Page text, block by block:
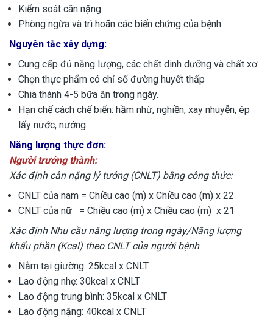
Kiểm soát cân nặng
Phòng ngừa và trì hoãn các biến chứng của bệnh
Nguyên tắc xây dựng:
Cung cấp đủ năng lượng, các chất dinh dưỡng và chất xơ.
Chọn thực phẩm có chỉ số đường huyết thấp
Chia thành 4-5 bữa ăn trong ngày.
Hạn chế cách chế biến: hầm nhừ, nghiền, xay nhuyễn, ép
lấy nước, nướng.
Năng lượng thực đơn:
Người trưởng thành:
Xác định cân nặng lý tưởng (CNLT) bằng công thức:
CNLT của nam = Chiều cao (m) x Chiều cao (m) x 22
CNLT của nữ = Chiều cao (m) x Chiều cao (m) x 21
Xác định Nhu cầu năng lượng trong ngày/Năng lượng
khẩu phần (Kcal) theo CNLT của người bệnh
Nằm tại giường: 25kcal x CNLT
Lao động nhẹ: 30kcal x CNLT
Lao động trung bình: 35kcal x CNLT
Lao động nặng: 40kcal x CNLT